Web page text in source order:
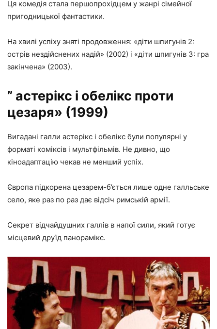
Ця комедія стала першопрохідцем у жанрі сімейної
пригодницької фантастики.
На хвилі успіху зняті продовження: «діти шпигунів 2:
острів нездійснених надій» (2002) і «діти шпигунів 3: гра
закінчена» (2003).
” астерікс і обелікс проти
цезаря» (1999)
Вигадані галли астерікс і обелікс були популярні у
форматі коміксів і мультфільмів. Не дивно, що
кіноадаптацію чекав не менший успіх.
Європа підкорена цезарем-б’ється лише одне галльське
село, яке раз по раз дає відсіч римській армії.
Секрет відчайдушних галлів в напої сили, який готує
місцевий друїд панорамікс.